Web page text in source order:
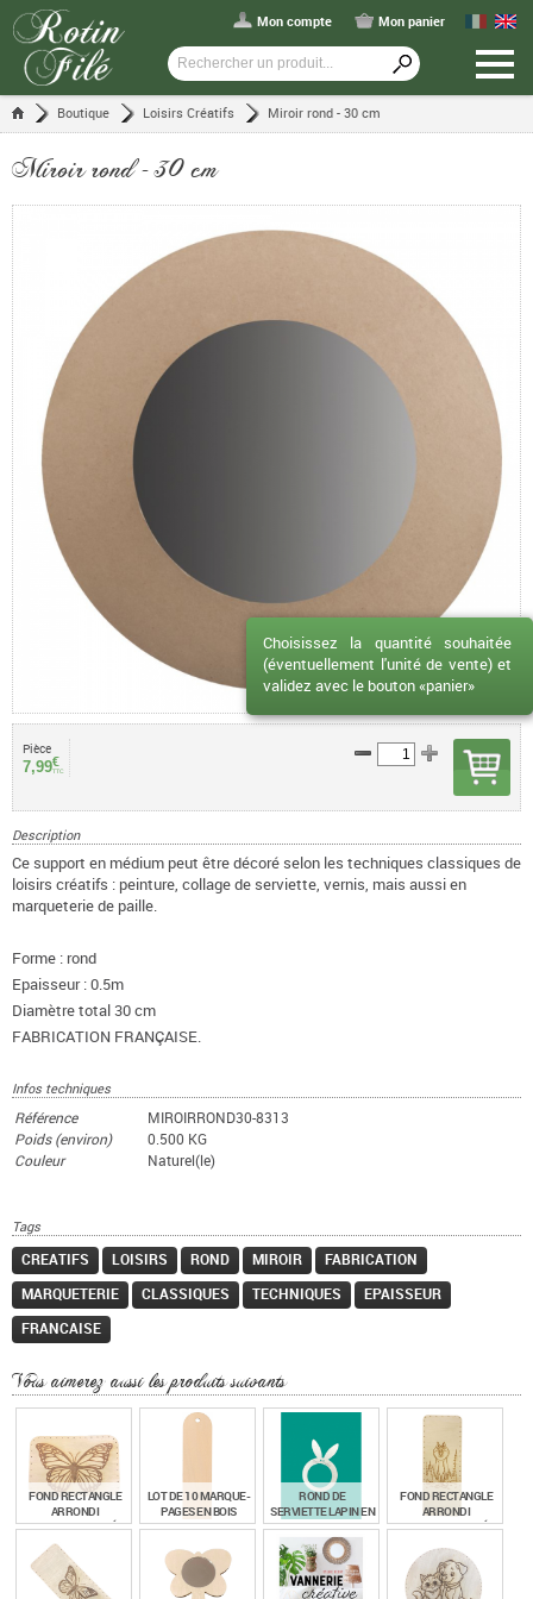
Mon compte Mon panier
Boutique Loisirs Créatifs Miroir rond - 30 cm
Miroir rond - 30 cm
Pièce
7,99€
TTC
Description
Ce support en médium peut être décoré selon les techniques classiques de
loisirs créatifs : peinture, collage de serviette, vernis, mais aussi en
marqueterie de paille.
Forme : rond
Epaisseur : 0.5m
Diamètre total 30 cm
FABRICATION FRANÇAISE.
Infos techniques
Référence
MIROIRROND30-8313
Poids (environ)
0.500 KG
Couleur
Naturel(le)
Tags
CREATIFS LOISIRS ROND MIROIR
FABRICATION
MARQUETERIE
CLASSIQUES TECHNIQUES
EPAISSEUR
FRANCAISE
Vous aimerez aussi les produits suivants
FOND RECTANGLE
ARRONDI
CONTREPLAQUÉ
30/20 CM – GRAVÉ
PAPILLON
14,60 TTC
LOT DE 10 MARQUE-
PAGES EN BOIS
BOUT ARRONDI
5,90 €
TTC
ROND DE
SERVIETTE LAPIN EN
BOIS
0,90€
TTC
FOND RECTANGLE
ARRONDI
CONTREPLAQUÉ
LOUP ET SAPINS
14,60€
TTC
Choisissez la quantité souhaitée
(éventuellement l'unité de vente) et
validez avec le bouton «panier»